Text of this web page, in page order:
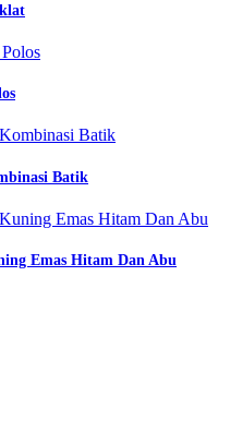
Batik
Emas Hitam Dan Abu